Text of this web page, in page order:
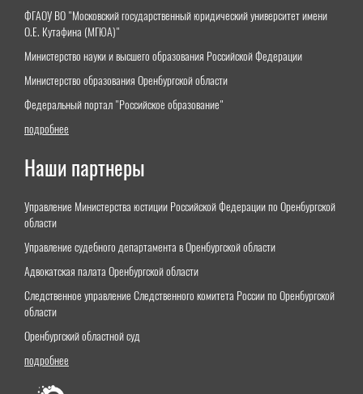
ФГАОУ ВО "Московский государственный юридический университет имени
О.Е. Кутафина (МГЮА)"
Министерство науки и высшего образования Российской Федерации
Министерство образования Оренбургской области
Федеральный портал "Российское образование"
подробнее
Наши партнеры
Управление Министерства юстиции Российской Федерации по Оренбургской
области
Управление судебного департамента в Оренбургской области
Адвокатская палата Оренбургской области
Следственное управление Следственного комитета России по Оренбургской
области
Оренбургский областной суд
подробнее